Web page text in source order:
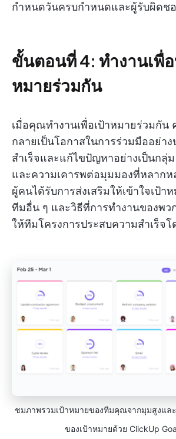
กำหนดวันครบกำหนดและผู้รับผิดช
ขั้นตอนที่ 4: ทำงานเพื่อ
หมายร่วมกัน
เมื่อคุณทำงานเพื่อเป้าหมายร่วมกัน
กลายเป็นโอกาสในการร่วมมืออย่า
สำเร็จและแก้ไขปัญหาอย่างเป็นกลุ่
และความเคารพต่อมุมมองที่หลากห
ผู้คนได้รับการส่งเสริมให้เข้าใจเป้า
ทีมอื่น ๆ และวิธีที่การทำงานของพว
ให้ทีมโครงการประสบความสำเร็จโ
ชมภาพรวมเป้าหมายของทีมคุณจากมุมสูงแล
ของเป้าหมายด้วย ClickUp